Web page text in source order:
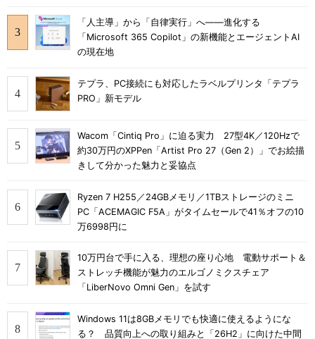
「人主導」から「自律実行」へ――進化する
「Microsoft 365 Copilot」の新機能とエージェントAI
の現在地
テプラ、PC接続にも対応したラベルプリンタ「テプラ
PRO」新モデル
Wacom「Cintiq Pro」に迫る実力 27型4K／120Hzで
約30万円のXPPen「Artist Pro 27（Gen 2）」でお絵描
きして分かった魅力と妥協点
Ryzen 7 H255／24GBメモリ／1TBストレージのミニ
PC「ACEMAGIC F5A」がタイムセールで41％オフの10
万6998円に
10万円台で手に入る、理想の座り心地 電動サポート＆
ストレッチ機能が魅力のエルゴノミクスチェア
「LiberNovo Omni Gen」を試す
Windows 11は8GBメモリでも快適に使えるようにな
る？ 品質向上への取り組みと「26H2」に向けた中間